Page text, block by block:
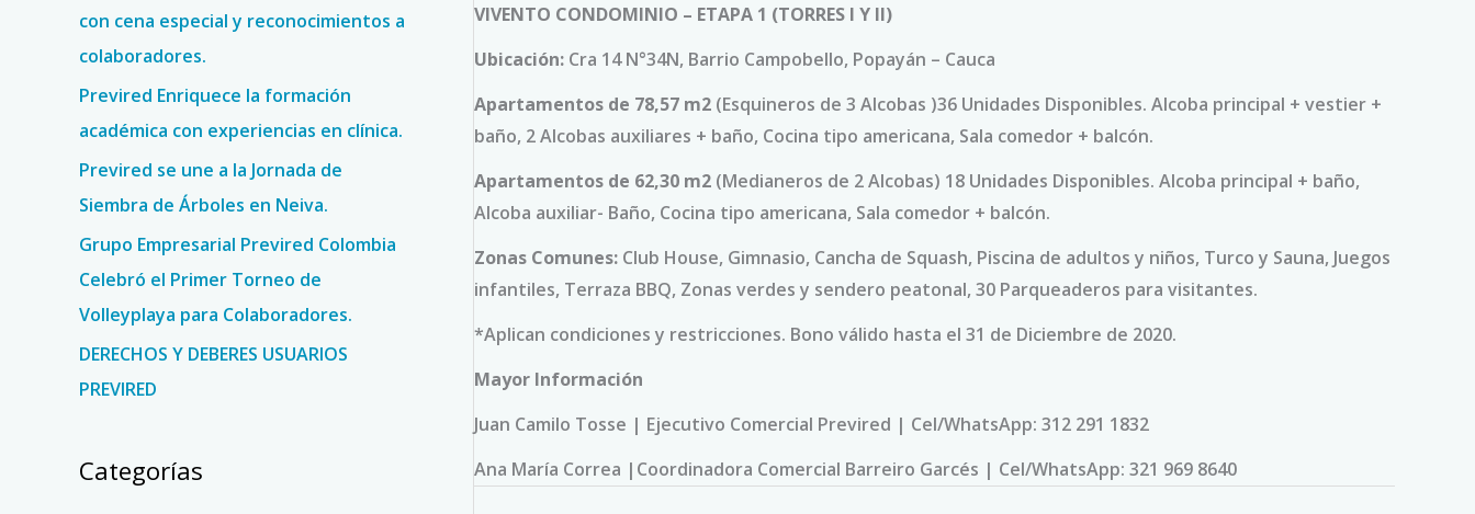
r
p
o
r
:
con cena especial y reconocimientos a
colaboradores.
Previred Enriquece la formación
académica con experiencias en clínica.
Previred se une a la Jornada de
Siembra de Árboles en Neiva.
Grupo Empresarial Previred Colombia
Celebró el Primer Torneo de
Volleyplaya para Colaboradores.
DERECHOS Y DEBERES USUARIOS
PREVIRED
Categorías
VIVENTO CONDOMINIO – ETAPA 1 (TORRES I Y II)
Ubicación: Cra 14 N°34N, Barrio Campobello, Popayán – Cauca
Apartamentos de 78,57 m2 (Esquineros de 3 Alcobas )36 Unidades Disponibles. Alcoba principal + vestier +
baño, 2 Alcobas auxiliares + baño, Cocina tipo americana, Sala comedor + balcón.
Apartamentos de 62,30 m2 (Medianeros de 2 Alcobas) 18 Unidades Disponibles. Alcoba principal + baño,
Alcoba auxiliar- Baño, Cocina tipo americana, Sala comedor + balcón.
Zonas Comunes: Club House, Gimnasio, Cancha de Squash, Piscina de adultos y niños, Turco y Sauna, Juegos
infantiles, Terraza BBQ, Zonas verdes y sendero peatonal, 30 Parqueaderos para visitantes.
*Aplican condiciones y restricciones. Bono válido hasta el 31 de Diciembre de 2020.
Mayor Información
Juan Camilo Tosse | Ejecutivo Comercial Previred | Cel/WhatsApp: 312 291 1832
Ana María Correa |Coordinadora Comercial Barreiro Garcés | Cel/WhatsApp: 321 969 8640